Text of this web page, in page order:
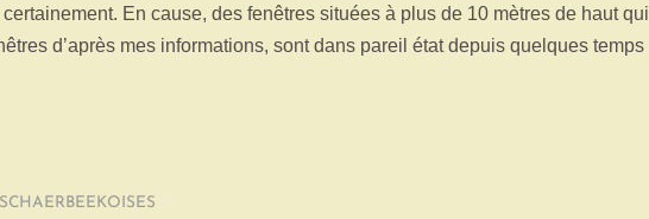
En cause, des fenêtres situées à plus de 10 mètres de haut qui
d’après mes informations, sont dans pareil état depuis quelques temps
/